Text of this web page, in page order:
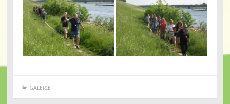
GALERIE